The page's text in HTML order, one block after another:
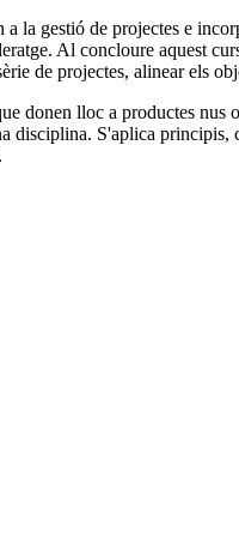
la gestió de projectes e
Al concloure aquest
de projectes, alinear els
donen lloc a productes
disciplina. S'aplica